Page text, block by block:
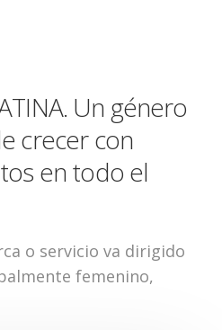
Un género
crecer con
en todo el
o servicio va dirigido
femenino,